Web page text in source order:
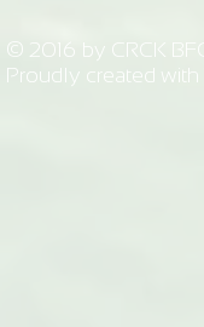
© 2016 by CRCK BFC.
Proudly created with